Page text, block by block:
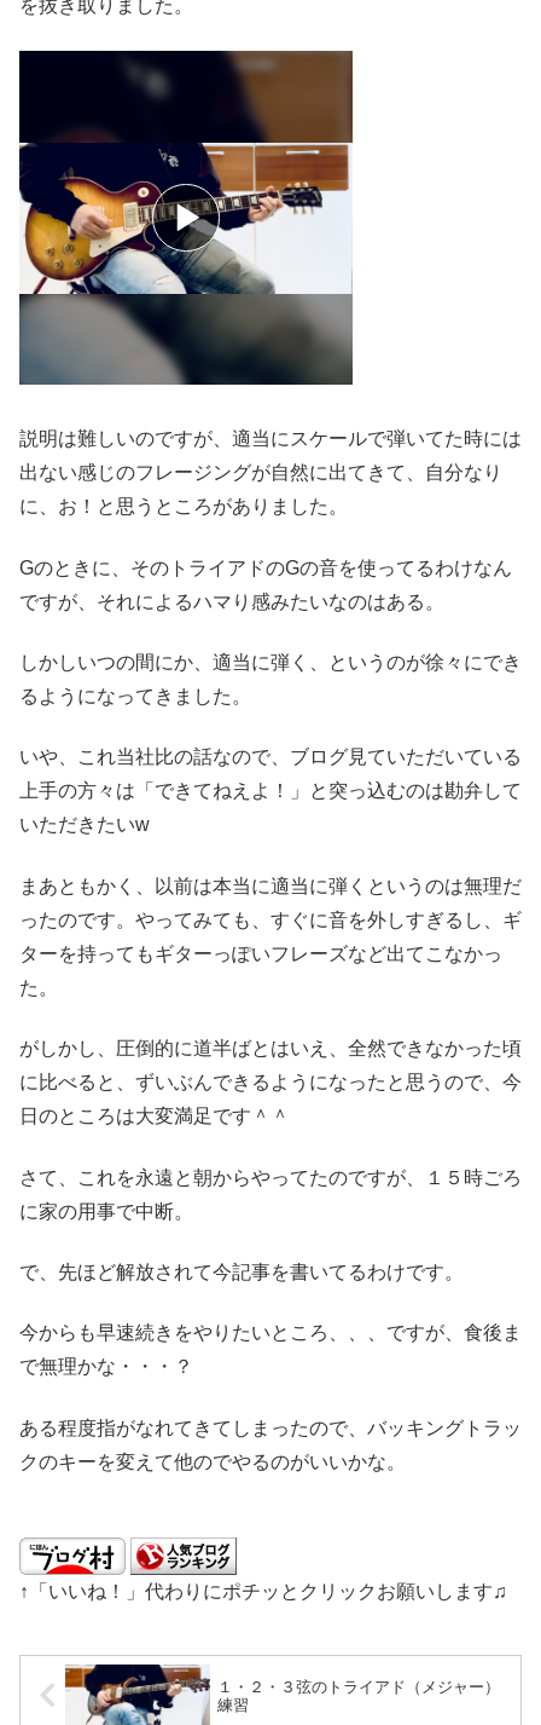
を抜き取りました。
説明は難しいのですが、適当にスケールで弾いてた時には
出ない感じのフレージングが自然に出てきて、自分なり
に、お！と思うところがありました。
Gのときに、そのトライアドのGの音を使ってるわけなん
ですが、それによるハマり感みたいなのはある。
しかしいつの間にか、適当に弾く、というのが徐々にでき
るようになってきました。
いや、これ当社比の話なので、ブログ見ていただいている
上手の方々は「できてねえよ！」と突っ込むのは勘弁して
いただきたいw
まあともかく、以前は本当に適当に弾くというのは無理だ
ったのです。やってみても、すぐに音を外しすぎるし、ギ
ターを持ってもギターっぽいフレーズなど出てこなかっ
た。
がしかし、圧倒的に道半ばとはいえ、全然できなかった頃
に比べると、ずいぶんできるようになったと思うので、今
日のところは大変満足です＾＾
さて、これを永遠と朝からやってたのですが、１５時ごろ
に家の用事で中断。
で、先ほど解放されて今記事を書いてるわけです。
今からも早速続きをやりたいところ、、、ですが、食後ま
で無理かな・・・？
ある程度指がなれてきてしまったので、バッキングトラッ
クのキーを変えて他のでやるのがいいかな。
↑「いいね！」代わりにポチッとクリックお願いします♫
１・２・３弦のトライアド（メジャー）
練習